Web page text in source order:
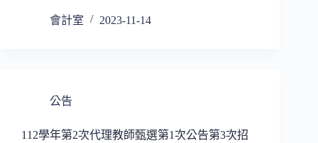
會計室 2023-11-14
公告
112學年第2次代理教師甄選第1次公告第3次招